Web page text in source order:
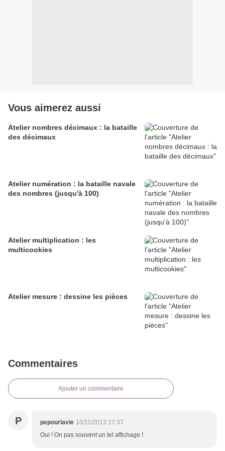
Vous aimerez aussi
Atelier nombres décimaux : la bataille
des décimaux
Atelier numération : la bataille navale
des nombres (jusqu'à 100)
Atelier multiplication : les
multicookies
Atelier mesure : dessine les pièces
Commentaires
Ajouter un commentaire
P pepourlavie 10/11/2013 17:37
Oui ! On pas souvent un tel affichage !